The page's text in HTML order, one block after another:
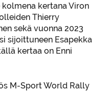
kertana Viron
Thierry
sekä vuonna 2023
sijoittuneen Esapekka
kertaa on Enni
M-Sport World Rally